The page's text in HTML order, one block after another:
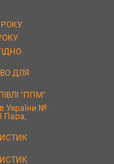
ДЛЯ
"ППМ"
України №
Пара,